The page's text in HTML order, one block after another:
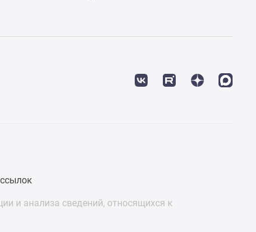
и анализа сведений, относящихся к